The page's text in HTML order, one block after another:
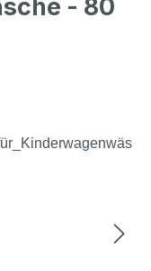
- 80